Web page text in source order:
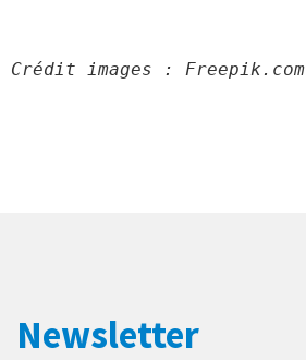
Crédit images : Freepik.com
Newsletter